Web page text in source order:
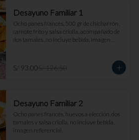
Desayuno Familiar 1
Ocho panes francés, 500 gr de chicharrón,
camote frito y salsa criolla, acompañado de
dos tamales. no incluye bebida. imagen
S/ 93.00S/ 126.50
Desayuno Familiar 2
Ocho panes francés, huevos a elección, dos
tamales y salsa criolla. no incluye bebida.
imagen referencial.